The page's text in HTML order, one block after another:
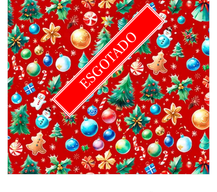
ESGOTADO